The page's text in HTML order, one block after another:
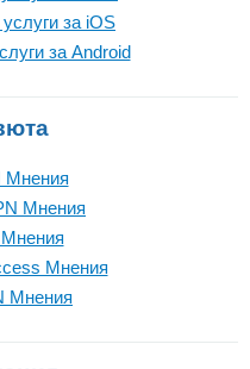
за iOS
за Android
Mнения
Mнения
Mнения